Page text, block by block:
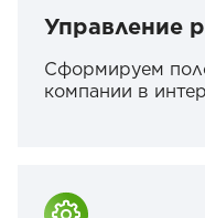
Управление
Сформируем
компании в